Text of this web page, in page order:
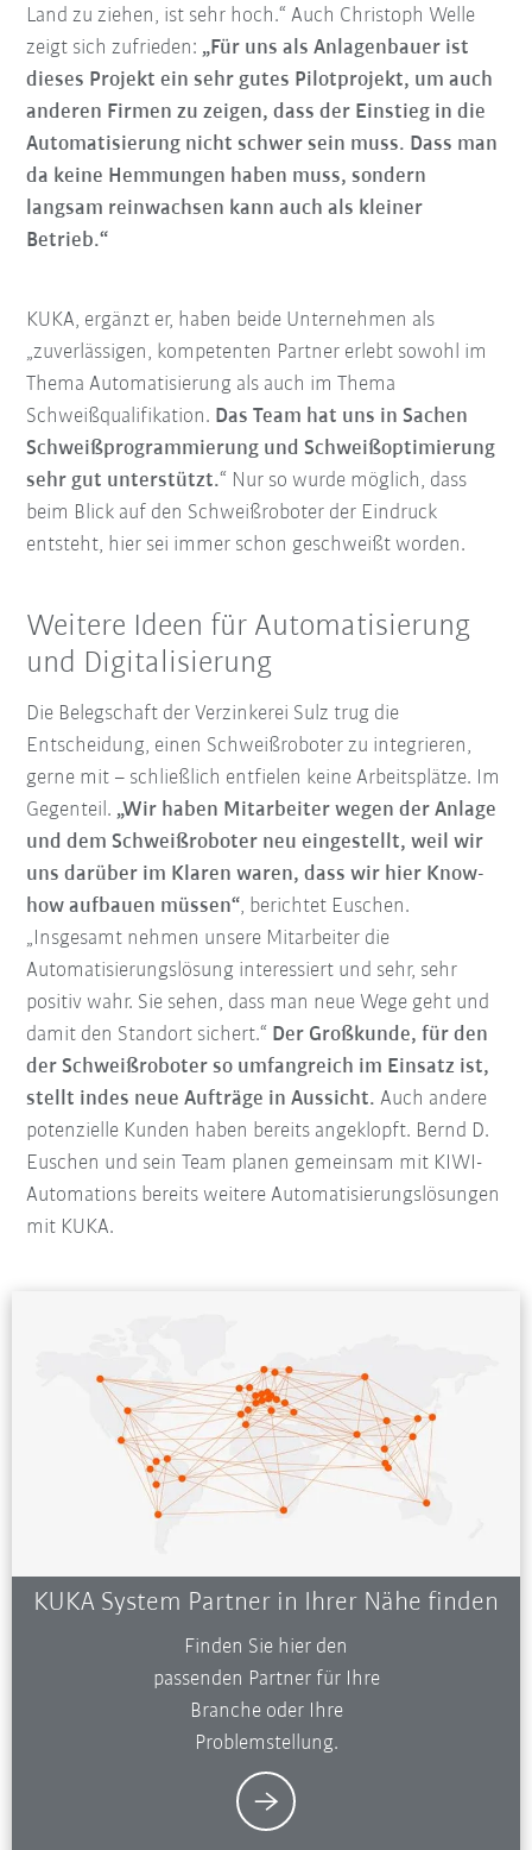
Land zu ziehen, ist sehr hoch.“ Auch Christoph Welle
zeigt sich zufrieden: „Für uns als Anlagenbauer ist
dieses Projekt ein sehr gutes Pilotprojekt, um auch
anderen Firmen zu zeigen, dass der Einstieg in die
Automatisierung nicht schwer sein muss. Dass man
da keine Hemmungen haben muss, sondern
langsam reinwachsen kann auch als kleiner
Betrieb.“
KUKA, ergänzt er, haben beide Unternehmen als
„zuverlässigen, kompetenten Partner erlebt sowohl im
Thema Automatisierung als auch im Thema
Schweißqualifikation. Das Team hat uns in Sachen
Schweißprogrammierung und Schweißoptimierung
sehr gut unterstützt.“ Nur so wurde möglich, dass
beim Blick auf den Schweißroboter der Eindruck
entsteht, hier sei immer schon geschweißt worden.
Weitere Ideen für Automatisierung
und Digitalisierung
Die Belegschaft der Verzinkerei Sulz trug die
Entscheidung, einen Schweißroboter zu integrieren,
gerne mit – schließlich entfielen keine Arbeitsplätze. Im
Gegenteil. „Wir haben Mitarbeiter wegen der Anlage
und dem Schweißroboter neu eingestellt, weil wir
uns darüber im Klaren waren, dass wir hier Know-
how aufbauen müssen“, berichtet Euschen.
„Insgesamt nehmen unsere Mitarbeiter die
Automatisierungslösung interessiert und sehr, sehr
positiv wahr. Sie sehen, dass man neue Wege geht und
damit den Standort sichert.“ Der Großkunde, für den
der Schweißroboter so umfangreich im Einsatz ist,
stellt indes neue Aufträge in Aussicht.Auch andere
potenzielle Kunden haben bereits angeklopft. Bernd D.
Euschen und sein Team planen gemeinsam mit KIWI-
Automations bereits weitere Automatisierungslösungen
mit KUKA.
KUKA System Partner in Ihrer Nähe finden
Finden Sie hier den
passenden Partner für Ihre
Branche oder Ihre
Problemstellung.